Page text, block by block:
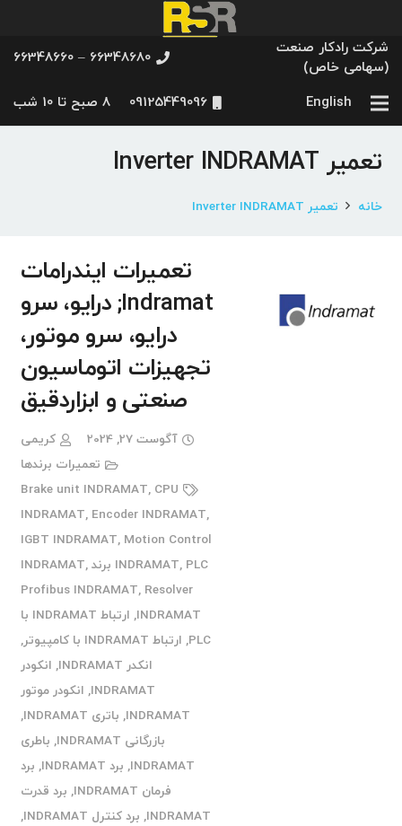
شرکت رادکار صنعت
(سهامی خاص)
66348680 – 66348660
English
09125449096 8 صبح تا 10 شب
تعمیر Inverter INDRAMAT
خانه تعمیر Inverter INDRAMAT
تعمیرات ایندرامات
Indramat; درایو، سرو
درایو، سرو موتور،
تجهیزات اتوماسیون
صنعتی و ابزاردقیق
آگوست 27, 2024
کریمی
تعمیرات برندها
Brake unit INDRAMAT, CPU
INDRAMAT, Encoder INDRAMAT,
IGBT INDRAMAT, Motion Control
INDRAMAT, PLC برند INDRAMAT
,
Profibus INDRAMAT, Resolver
INDRAMAT
,
ارتباط INDRAMAT با
PLC
, ارتباط INDRAMAT با کامپیوتر
,
انکدر INDRAMAT
, انکودر
INDRAMAT
, انکودر موتور
INDRAMAT
, باتری INDRAMAT
,
بازرگانی INDRAMAT
, باطری
INDRAMAT
, برد INDRAMAT , برد
فرمان INDRAMAT
, برد قدرت
INDRAMAT
, برد کنترل INDRAMAT
,